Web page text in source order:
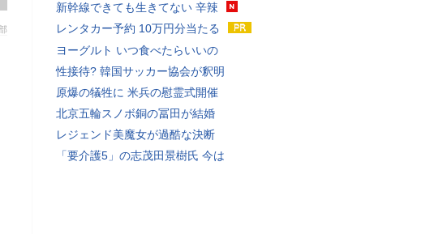
新幹線できても生きてない 辛辣
レンタカー予約 10万円分当たる
ヨーグルト いつ食べたらいいの
性接待? 韓国サッカー協会が釈明
原爆の犠牲に 米兵の慰霊式開催
北京五輪スノボ銅の冨田が結婚
レジェンド美魔女が過酷な決断
「要介護5」の志茂田景樹氏 今は